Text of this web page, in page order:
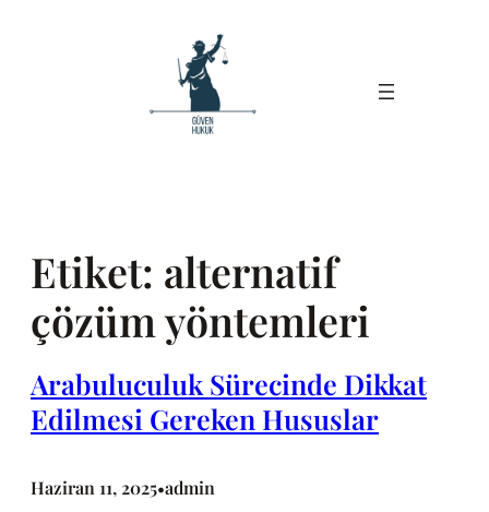
Etiket: alternatif
çözüm yöntemleri
Arabuluculuk Sürecinde Dikkat
Edilmesi Gereken Hususlar
Haziran 11, 2025•admin